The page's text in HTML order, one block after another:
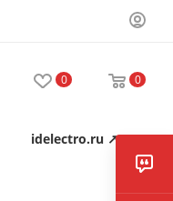
0 0
idelectro.ru ↗